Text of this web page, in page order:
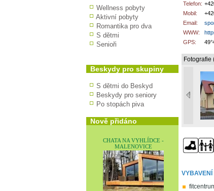
Wellness pobyty
Aktivní pobyty
Romantika pro dva
S dětmi
Senioři
Beskydy pro skupiny
S dětmi do Beskyd
Beskydy pro seniory
Po stopách piva
Nově přidáno
CHATA NA VYHLÍDCE -
MALENOVICE
Telefon:
Mobil:
Email:
WWW:
GPS:
Fotografie
VYBAVENÍ